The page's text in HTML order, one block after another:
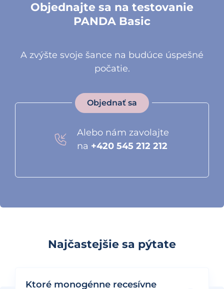
Objednajte sa na testovanie
PANDA Basic
A zvýšte svoje šance na budúce úspešné
počatie.
Objednať sa
Alebo nám zavolajte
na +420 545 212 212
Najčastejšie sa pýtate
Ktoré monogénne recesívne